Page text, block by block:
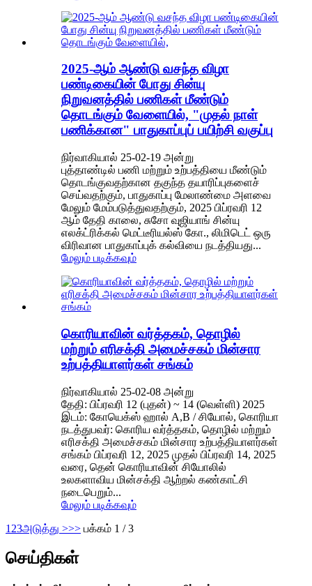
2025-ஆம் ஆண்டு வசந்த விழா
பண்டிகையின் போது சின்யு
நிறுவனத்தில் பணிகள் மீண்டும்
தொடங்கும் வேளையில், "முதல் நாள்
பணிக்கான" பாதுகாப்புப் பயிற்சி வகுப்பு
நிர்வாகியால் 25-02-19 அன்று
புத்தாண்டில் பணி மற்றும் உற்பத்தியை மீண்டும்
தொடங்குவதற்கான தகுந்த தயாரிப்புகளைச்
செய்வதற்கும், பாதுகாப்பு மேலாண்மை அளவை
மேலும் மேம்படுத்துவதற்கும், 2025 பிப்ரவரி 12
ஆம் தேதி காலை, சுசோ வுஜியாங் சின்யு
எலக்ட்ரிக்கல் மெட்டீரியல்ஸ் கோ., லிமிடெட் ஒரு
விரிவான பாதுகாப்புக் கல்வியை நடத்தியது...
மேலும் படிக்கவும்
கொரியாவின் வர்த்தகம், தொழில்
மற்றும் எரிசக்தி அமைச்சகம் மின்சார
உற்பத்தியாளர்கள் சங்கம்
நிர்வாகியால் 25-02-08 அன்று
தேதி: பிப்ரவரி 12 (புதன்) ~ 14 (வெள்ளி) 2025
இடம்: கோயெக்ஸ் ஹால் A,B / சியோல், கொரியா
நடத்துபவர்: கொரிய வர்த்தகம், தொழில் மற்றும்
எரிசக்தி அமைச்சகம் மின்சார உற்பத்தியாளர்கள்
சங்கம் பிப்ரவரி 12, 2025 முதல் பிப்ரவரி 14, 2025
வரை, தென் கொரியாவின் சியோலில்
உலகளாவிய மின்சக்தி ஆற்றல் கண்காட்சி
நடைபெறும்...
மேலும் படிக்கவும்
1 23அடுத்து >>> பக்கம் 1 / 3
செய்திகள்